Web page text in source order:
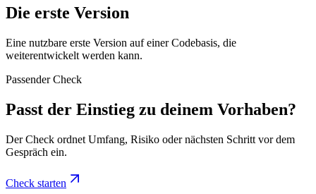
Die erste Version
Eine nutzbare erste Version auf einer Codebasis, die
weiterentwickelt werden kann.
Passender Check
Passt der Einstieg zu deinem Vorhaben?
Der Check ordnet Umfang, Risiko oder nächsten Schritt vor dem
Gespräch ein.
Check starten